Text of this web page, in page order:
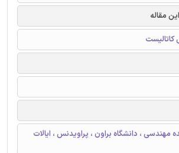
مقاله
، دانشگاه براون ، پراویدنس ، ایالات